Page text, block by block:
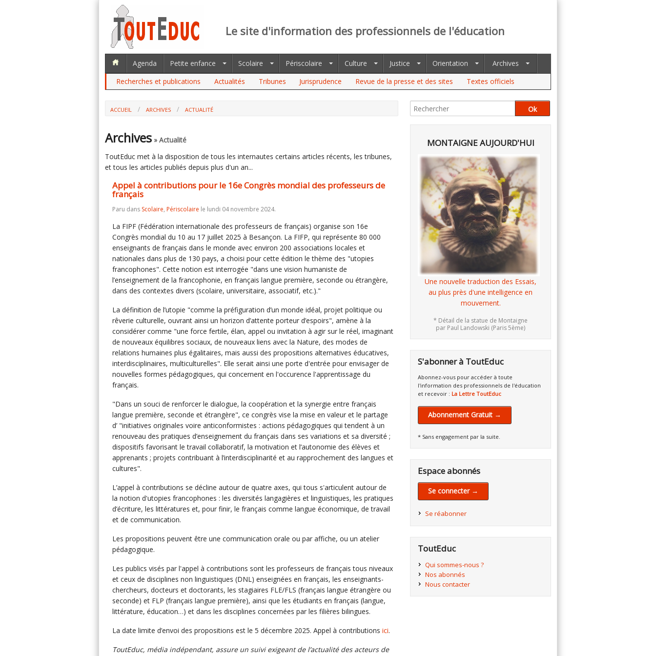
Le site d'information des professionnels de l'éducation
Agenda Petite enfance Scolaire Périscolaire Culture Justice Orientation
Archives
Recherches et publications
Actualités Tribunes Jurisprudence Revue de la presse et des sites Textes officiels
ACCUEIL ARCHIVES
ACTUALITÉ
Archives » Actualité
ToutEduc met à la disposition de tous les internautes certains articles récents, les tribunes,
et tous les articles publiés depuis plus d'un an...
Appel à contributions pour le 16e Congrès mondial des professeurs de
français
Paru dans Scolaire, Périscolaire le lundi 04 novembre 2024.
La FIPF (Fédération internationale des professeurs de français) organise son 16e
Congrès mondial du 10 au 17 juillet 2025 à Besançon. La FIFP, qui représente 80 000
enseignants de français dans le monde avec environ 200 associations locales et
nationales dans plus de 130 pays, a choisi pour cette édition le thème des "utopies
francophones". Cette notion est interrogée "dans une vision humaniste de
l’enseignement de la francophonie, en français langue première, seconde ou étrangère,
dans des contextes divers (scolaire, universitaire, associatif, etc.)."
La définition de l’utopie "comme la préfiguration d’un monde idéal, projet politique ou
rêverie culturelle, ouvrant ainsi un horizon d’attente porteur d’espoirs", amène à la
considérer comme "une force fertile, élan, appel ou invitation à agir sur le réel, imaginant
de nouveaux équilibres sociaux, de nouveaux liens avec la Nature, des modes de
relations humaines plus égalitaires, mais aussi des propositions alternatives éducatives,
interdisciplinaires, multiculturelles". Elle serait ainsi une porte d'entrée pour envisager de
nouvelles formes pédagogiques, qui concernent en l'occurence l'apprentissage du
français.
"Dans un souci de renforcer le dialogue, la coopération et la synergie entre français
langue première, seconde et étrangère", ce congrès vise la mise en valeur et le partage
d’ "initiatives originales voire anticonformistes : actions pédagogiques qui tendent à un
renouveau des pratiques d’enseignement du français dans ses variations et sa diversité ;
dispositifs favorisant le travail collaboratif, la motivation et l’autonomie des élèves et
apprenants ; projets contribuant à l’interdisciplinarité et au rapprochement des langues et
cultures".
L’appel à contributions se décline autour de quatre axes, qui tous s'articulent autour de
la notion d'utopies francophones : les diversités langagières et linguistiques, les pratiques
d’écriture, les littératures et, pour finir, le français comme langue économique, de travail
et de communication.
Les propositions peuvent être une communication orale ou par affiche, ou un atelier
pédagogique.
Les publics visés par l'appel à contributions sont les professeurs de français tous niveaux
et ceux de disciplines non linguistiques (DNL) enseignées en français, les enseignants-
chercheurs, docteurs et doctorants, les stagiaires FLE/FLS (français langue étrangère ou
seconde) et FLP (français langue première), ainsi que les étudiants en français (langue,
littérature, éducation…) et dans les disciplines concernées par les filières bilingues.
La date limite d’envoi des propositions est le 5 décembre 2025. Appel à contributions ici.
ToutEduc, média indépendant, assure un suivi exigeant de l’actualité des acteurs de
MONTAIGNE AUJOURD'HUI
Une nouvelle traduction des Essais,
au plus près d'une intelligence en
mouvement.
* Détail de la statue de Montaigne
par Paul Landowski (Paris 5ème)
S'abonner à ToutEduc
Abonnez-vous pour accéder à toute
l'information des professionnels de l'éducation
et recevoir : La Lettre ToutEduc
Abonnement Gratuit →
* Sans engagement par la suite.
Espace abonnés
Se connecter →
Se réabonner
ToutEduc
Qui sommes-nous ?
Nos abonnés
Nous contacter